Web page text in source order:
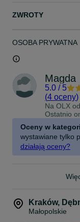
ZWROTY
OSOBA PRYWATNA
Magda
5.0 / 5
(4 oceny)
Na OLX od
Ostatnio
Oceny w
wystawiane tylko
działają oceny?
Kraków,
Małopolskie